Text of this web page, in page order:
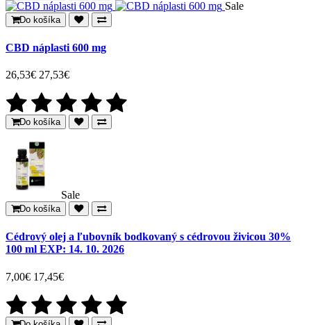
Sale
Do košíka
CBD náplasti 600 mg
26,53€ 27,53€
Do košíka
Sale
Do košíka
Cédrový olej a ľubovník bodkovaný s cédrovou živicou 30%
100 ml EXP: 14. 10. 2026
7,00€ 17,45€